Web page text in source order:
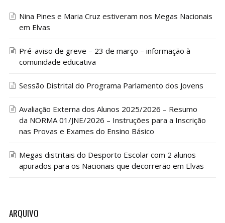
Nina Pines e Maria Cruz estiveram nos Megas Nacionais
em Elvas
Pré-aviso de greve – 23 de março – informação à
comunidade educativa
Sessão Distrital do Programa Parlamento dos Jovens
Avaliação Externa dos Alunos 2025/2026 – Resumo
da NORMA 01/JNE/2026 – Instruções para a Inscrição
nas Provas e Exames do Ensino Básico
Megas distritais do Desporto Escolar com 2 alunos
apurados para os Nacionais que decorrerão em Elvas
ARQUIVO